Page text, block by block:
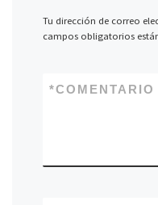
Tu dirección de correo
campos obligatorios
COMENTARIO
*